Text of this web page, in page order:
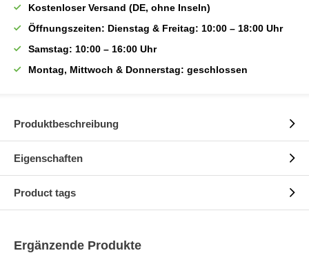
Kostenloser Versand (DE, ohne Inseln)
Öffnungszeiten: Dienstag & Freitag: 10:00 – 18:00 Uhr
Samstag: 10:00 – 16:00 Uhr
Montag, Mittwoch & Donnerstag: geschlossen
Produktbeschreibung
Eigenschaften
Product tags
Ergänzende Produkte